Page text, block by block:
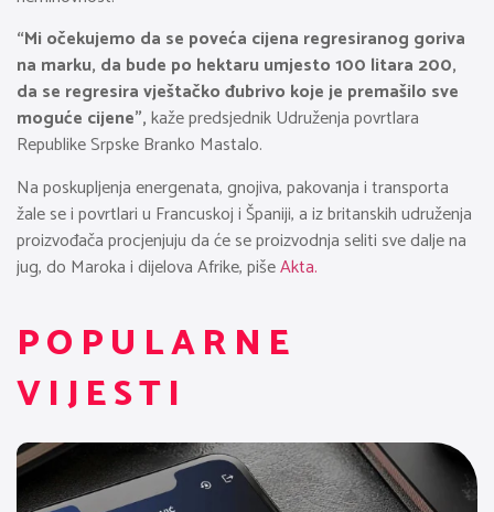
“Mi očekujemo da se poveća cijena regresiranog goriva
na marku, da bude po hektaru umjesto 100 litara 200,
da se regresira vještačko đubrivo koje je premašilo sve
moguće cijene”,kaže predsjednik Udruženja povrtlara
Republike Srpske Branko Mastalo.
Na poskupljenja energenata, gnojiva, pakovanja i transporta
žale se i povrtlari u Francuskoj i Španiji, a iz britanskih udruženja
proizvođača procjenjuju da će se proizvodnja seliti sve dalje na
jug, do Maroka i dijelova Afrike, pišeAkta.
POPULARNE
VIJESTI